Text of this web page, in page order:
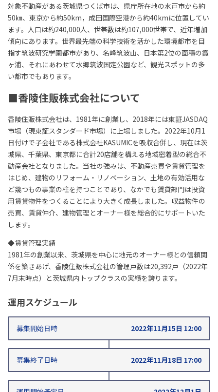
対象不動産がある茨城県つくば市は、県庁所在地の水戸市から約
50㎞、東京から約50km，成田国際空港から約40kmに位置してい
ます。人口は約240,000人、世帯数は約107,000世帯で、近年増加
傾向にあります。世界最先端の科学技術を活かした環境都市を目
指す筑波研究学園都市があり、名峰筑波山、日本第2位の面積の霞
ヶ浦、それにあわせて水郷筑波国定公園など、観光スポットの多
い都市でもあります。
■香陵住販株式会社について
香陵住販株式会社は、1981年に創業し、2018年には東証JASDAQ
市場（現東証スタンダード市場）に上場しました。2022年10月1
日付けで子会社である株式会社KASUMICを吸収合併し、現在は茨
城県、千葉県、東京都に合計20店舗を構える地域密着型の総合不
動産会社となりました。当社の強みは、不動産売買や賃貸管理を
はじめ、建物のリフォーム・リノベーション、土地の有効活用な
ど幾つもの事業の柱を持つことであり、なかでも賃貸部門は投資
用賃貸物件をつくることにより大きく成長しました。収益物件の
売買、賃貸仲介、建物管理とオーナー様を総合的にサポートいた
します。
◆賃貸管理実績
1981年の創業以来、茨城県を中心に地元のオーナー様との信頼関
係を築きあげ、香陵住販株式会社の管理戸数は20,392戸（2022年
7月末時点）と茨城県内トップクラスの実績を誇ります。
運用スケジュール
募集開始日時 2022年11月15日 12:00
募集終了日時 2022年11月18日 17:00